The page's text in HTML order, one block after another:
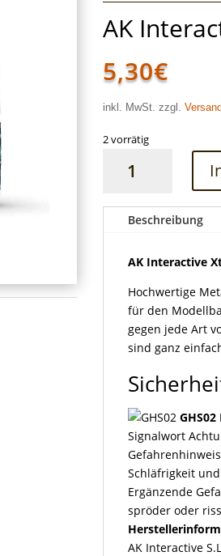
AK
5,30€
inkl. MwSt. zzgl.
2 vorrätig
Interactive
Metal
Menge
Beschreibung
AK Interactive
Hochwertige
für den
gegen jede Art
sind ganz
Signalwort
Schläfrigkeit
Ergänzende
spröder oder
AK Interactive S.L